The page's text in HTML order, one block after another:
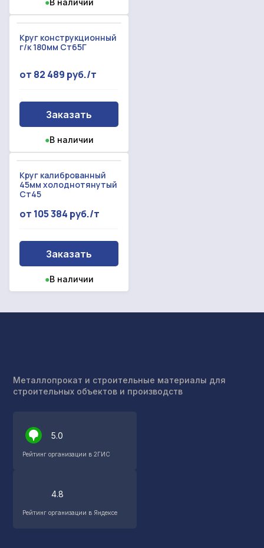
●В наличии
Круг конструкционный
г/к 180мм Ст65Г
от 82 489 руб./т
Заказать
●В наличии
Круг калиброванный
45мм холоднотянутый
Ст45
от 105 384 руб./т
Заказать
●В наличии
Металлопрокат и строительные материалы для
строительных объектов и производств
5.0
Рейтинг организации в 2ГИС
4.8
Рейтинг организации в Яндексе